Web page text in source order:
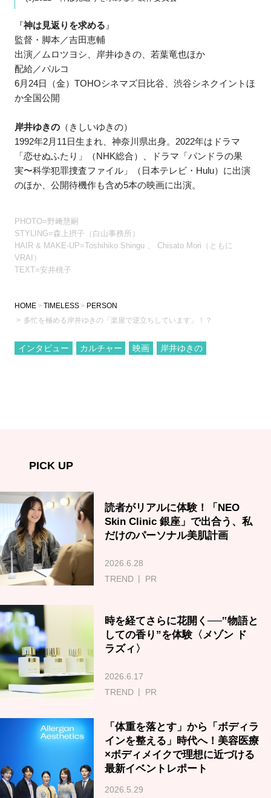
『神は見返りを求める』
監督・脚本／吉田恵輔
出演／ムロツヨシ、岸井ゆきの、若葉竜也ほか
配給／パルコ
6月24日（金）TOHOシネマズ日比谷、渋谷シネクイントほ
か全国公開
岸井ゆきの （きしいゆきの）
1992年2月11日生まれ、神奈川県出身。2022年はドラマ
「恋せぬふたり」（NHK総合）、ドラマ「パンドラの果
実〜科学犯罪捜査ファイル」（日本テレビ・Hulu）に出演
のほか、公開待機作も含め5本の映画に出演。
PHOTO=野﨑慧嗣
STYLING=森上摂子（白山事務所）
HAIR & MAKE-UP=Toshihiko Shingu 、 Chisato Mori（ともに
VRAI）
TEXT=安井桃子
HOME TIMELESS
PERSON
多忙を極める岸井ゆきの「楽屋で逆立ちしています」！？
インタビュー カルチャー 映画 岸井ゆきの
PICK UP
読者がリアルに体験！「NEO
Skin Clinic 銀座」で出合う、私
だけのパーソナル美肌計画
2026.6.28
TREND
PR
時を経てさらに花開く──‟物語と
しての香り”を体験〈メゾン ド
ラズィ〉
2026.6.17
TREND
PR
「体重を落とす」から「ボディラ
インを整える」時代へ！美容医療
×ボディメイクで理想に近づける
最新イベントレポート
2026.5.29